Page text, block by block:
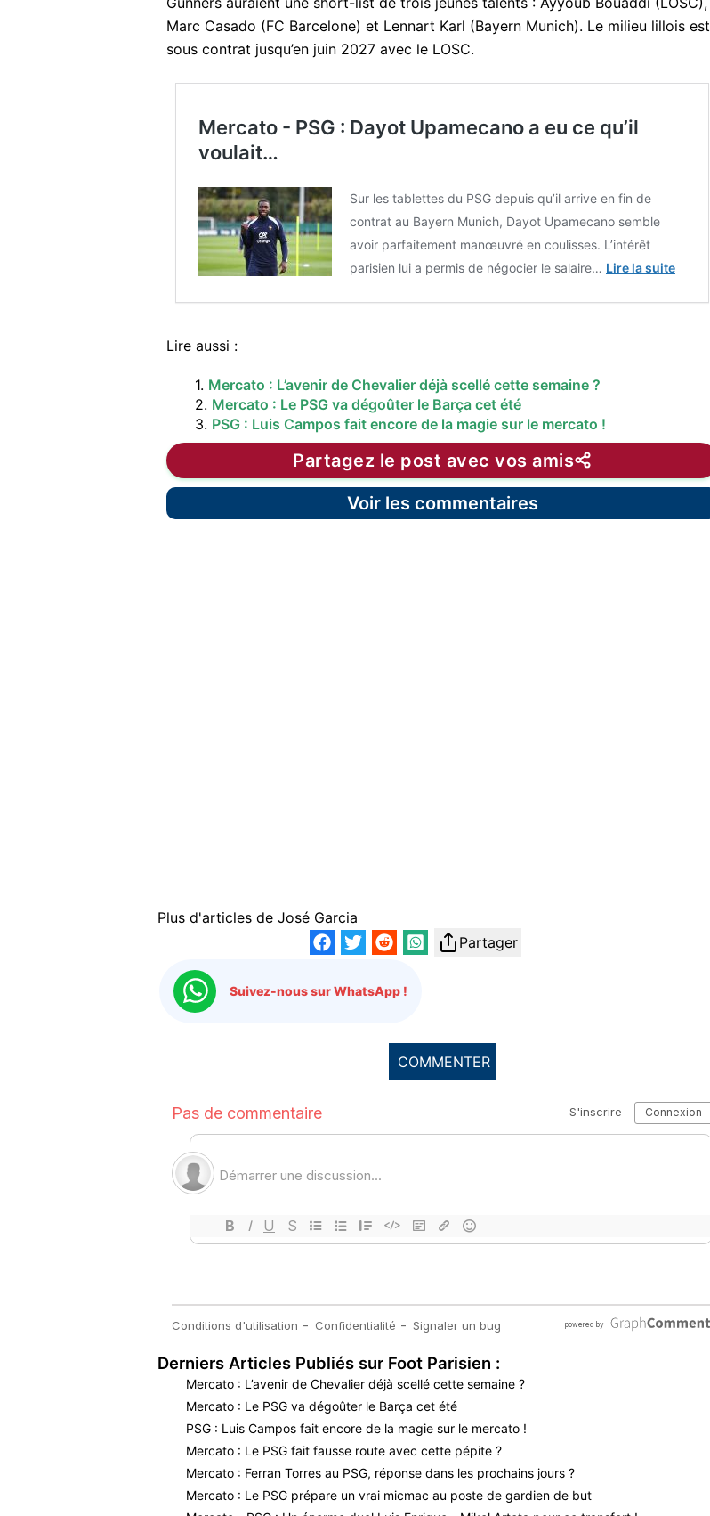
Marc Casado (FC Barcelone) et Lennart Karl (Bayern Munich). Le milieu lillois est
sous contrat jusqu’en juin 2027 avec le LOSC.
Mercato - PSG : Dayot Upamecano a eu ce qu’il
voulait…
Sur les tablettes du PSG depuis qu’il arrive en fin de
contrat au Bayern Munich, Dayot Upamecano semble
avoir parfaitement manœuvré en coulisses. L’intérêt
parisien lui a permis de négocier le salaire… Lire la suite
Lire aussi :
1. Mercato : L’avenir de Chevalier déjà scellé cette semaine ?
2. Mercato : Le PSG va dégoûter le Barça cet été
3. PSG : Luis Campos fait encore de la magie sur le mercato !
Partagez le post avec vos amis
Voir les commentaires
Plus d'articles de José Garcia
Partager
Suivez-nous sur WhatsApp !
COMMENTER
Derniers Articles Publiés sur Foot Parisien :
Mercato : L’avenir de Chevalier déjà scellé cette semaine ?
Mercato : Le PSG va dégoûter le Barça cet été
PSG : Luis Campos fait encore de la magie sur le mercato !
Mercato : Le PSG fait fausse route avec cette pépite ?
Mercato : Ferran Torres au PSG, réponse dans les prochains jours ?
Mercato : Le PSG prépare un vrai micmac au poste de gardien de but